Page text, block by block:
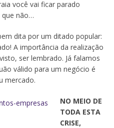
você vai ficar parado
que não…
dita por um ditado popular:
A importância da realização
ser lembrado. Já falamos
válido para um negócio é
mercado.
NO MEIO DE
TODA ESTA
CRISE,